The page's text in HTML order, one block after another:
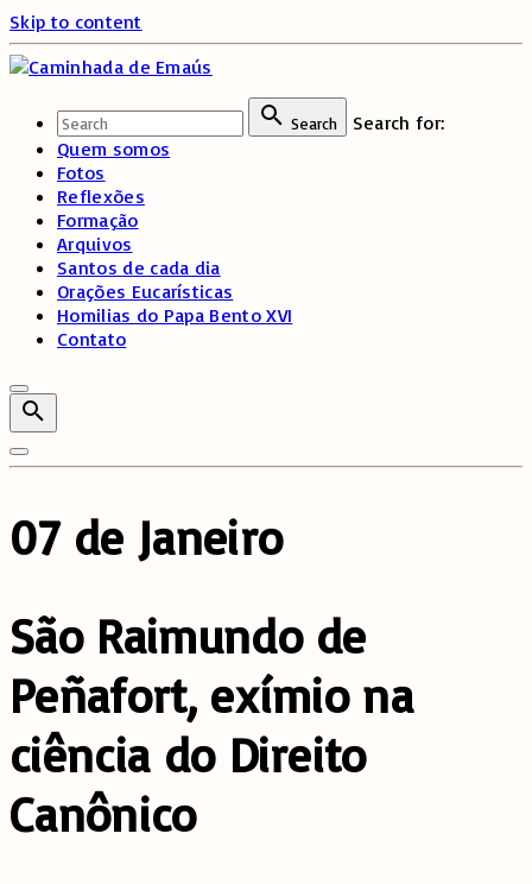
Skip to content
Search
Search for:
Quem somos
Fotos
Reflexões
Formação
Arquivos
Santos de cada dia
Orações Eucarísticas
Homilias do Papa Bento XVI
Contato
07 de Janeiro
São Raimundo de
Peñafort, exímio na
ciência do Direito
Canônico